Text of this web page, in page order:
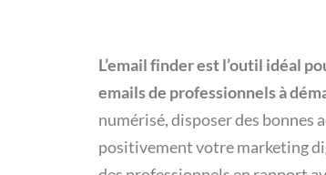
L’email finder est l’outil idéal
emails de professionnels à
numérisé, disposer des bonnes
positivement votre marketing